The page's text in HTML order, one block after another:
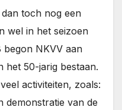
toch nog een
wel in het seizoen
begon NKVV aan
het 50-jarig bestaan.
activiteiten, zoals:
demonstratie van de